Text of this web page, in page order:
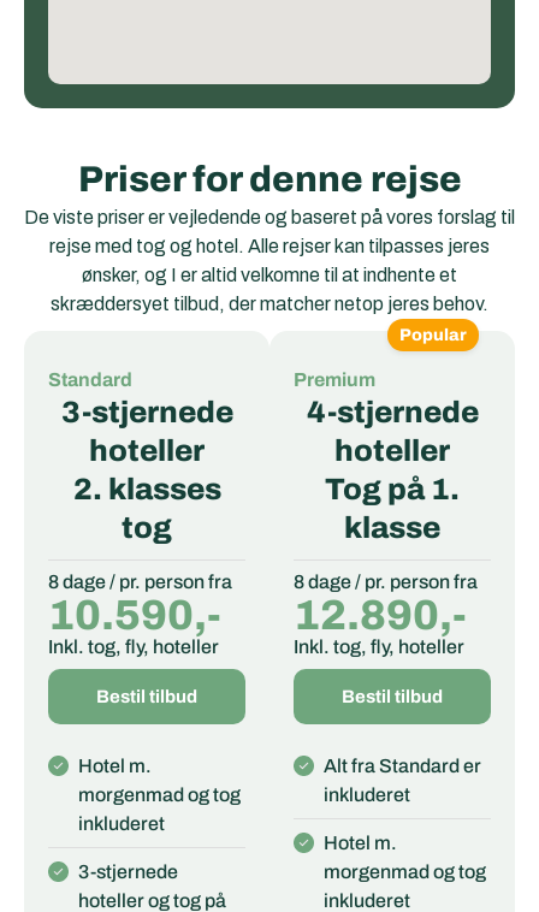
Priser for denne rejse
De viste priser er vejledende og baseret på vores forslag til
rejse med tog og hotel. Alle rejser kan tilpasses jeres
ønsker, og I er altid velkomne til at indhente et
skræddersyet tilbud, der matcher netop jeres behov.
Standard
3-stjernede
hoteller
2. klasses
tog
8 dage / pr. person fra
10.590,-
Inkl. tog, fly, hoteller
Bestil tilbud
Hotel m.
morgenmad og tog
inkluderet
3-stjernede
hoteller og tog på
Premium
4-stjernede
hoteller
Tog på 1.
klasse
8 dage / pr. person fra
12.890,-
Inkl. tog, fly, hoteller
Bestil tilbud
Alt fra Standard er
inkluderet
Hotel m.
morgenmad og tog
inkluderet
Popular